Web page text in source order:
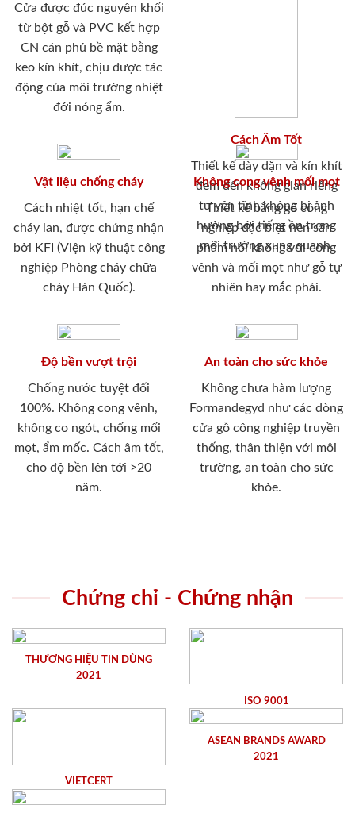
Cửa được đúc nguyên khối
từ bột gỗ và PVC kết hợp
CN cán phủ bề mặt bằng
keo kín khít, chịu được tác
động của môi trường nhiệt
đới nóng ẩm.
Cách Âm Tốt
Thiết kế dày dặn và kín khít
đem đến không gian riêng
tư yên tĩnh không bị ảnh
hưởng bới tiếng ồn trong
môi trường xung quanh.
Vật liệu chống cháy
Cách nhiệt tốt, hạn chế
cháy lan, được chứng nhận
bởi KFI (Viện kỹ thuật công
nghiệp Phòng cháy chữa
cháy Hàn Quốc).
Không cong vênh mối mọt
Thiết kế bằng gỗ công
nghiệp đặc biệt nên sản
phẩm nói không với cong
vênh và mối mọt như gỗ tự
nhiên hay mắc phải.
Độ bền vượt trội
Chống nước tuyệt đối
100%. Không cong vênh,
không co ngót, chống mối
mọt, ẩm mốc. Cách âm tốt,
cho độ bền lên tới >20
năm.
An toàn cho sức khỏe
Không chưa hàm lượng
Formandegyd như các dòng
cửa gỗ công nghiệp truyền
thống, thân thiện với môi
trường, an toàn cho sức
khỏe.
Chứng chỉ - Chứng nhận
THƯƠNG HIỆU TIN DÙNG
2021
ISO 9001
VIETCERT
ASEAN BRANDS AWARD
2021